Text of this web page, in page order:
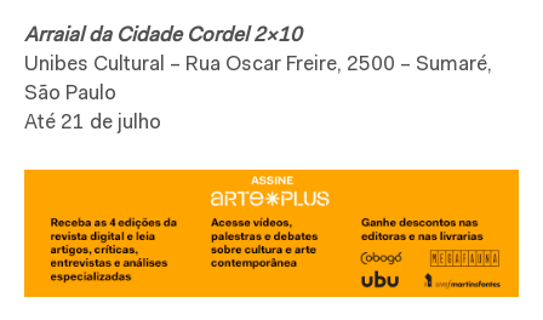
Arraial da Cidade Cordel 2×10
Unibes Cultural – Rua Oscar Freire, 2500 – Sumaré,
São Paulo
Até 21 de julho